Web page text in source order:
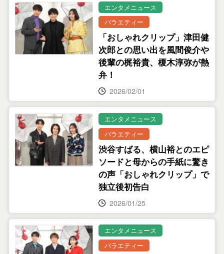
エンタメニュース
バラエティー
「おしゃれクリップ」津田健
次郎との思い出を風間俊介や
後輩の梶裕貴、榎木淳弥が熱
弁！
2026/02/01
エンタメニュース
バラエティー
渋谷すばる、横山裕とのエピ
ソードと母からの手紙に驚き
の声「おしゃれクリップ」で
独立後初告白
2026/01/25
エンタメニュース
バラエティー